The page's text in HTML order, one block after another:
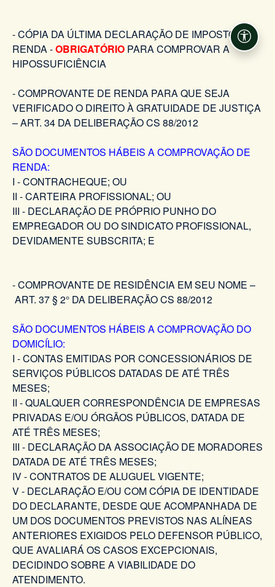
- CÓPIA DA ÚLTIMA DECLARAÇÃO DE IMPOSTO DE
RENDA -OBRIGATÓRIO PARA COMPROVAR A
HIPOSSUFICIÊNCIA
- COMPROVANTE DE RENDA PARA QUE SEJA
VERIFICADO O DIREITO À GRATUIDADE DE JUSTIÇA
– ART. 34 DA DELIBERAÇÃO CS 88/2012
SÃO DOCUMENTOS HÁBEIS A COMPROVAÇÃO DE
RENDA:
I - CONTRACHEQUE; OU
II - CARTEIRA PROFISSIONAL; OU
III - DECLARAÇÃO DE PRÓPRIO PUNHO DO
EMPREGADOR OU DO SINDICATO PROFISSIONAL,
DEVIDAMENTE SUBSCRITA; E
- COMPROVANTE DE RESIDÊNCIA EM SEU NOME –
ART. 37 § 2° DA DELIBERAÇÃO CS 88/2012
SÃO DOCUMENTOS HÁBEIS A COMPROVAÇÃO DO
DOMICÍLIO:
I - CONTAS EMITIDAS POR CONCESSIONÁRIOS DE
SERVIÇOS PÚBLICOS DATADAS DE ATÉ TRÊS
MESES;
II - QUALQUER CORRESPONDÊNCIA DE EMPRESAS
PRIVADAS E/OU ÓRGÃOS PÚBLICOS, DATADA DE
ATÉ TRÊS MESES;
III - DECLARAÇÃO DA ASSOCIAÇÃO DE MORADORES
DATADA DE ATÉ TRÊS MESES;
IV - CONTRATOS DE ALUGUEL VIGENTE;
V - DECLARAÇÃO E/OU COM CÓPIA DE IDENTIDADE
DO DECLARANTE, DESDE QUE ACOMPANHADA DE
UM DOS DOCUMENTOS PREVISTOS NAS ALÍNEAS
ANTERIORES EXIGIDOS PELO DEFENSOR PÚBLICO,
QUE AVALIARÁ OS CASOS EXCEPCIONAIS,
DECIDINDO SOBRE A VIABILIDADE DO
ATENDIMENTO.